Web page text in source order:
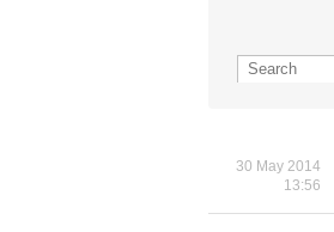
30 May 2014
13:56